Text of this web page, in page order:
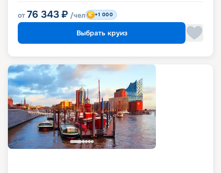
от 76 343 ₽ /чел +1 000
Выбрать круиз